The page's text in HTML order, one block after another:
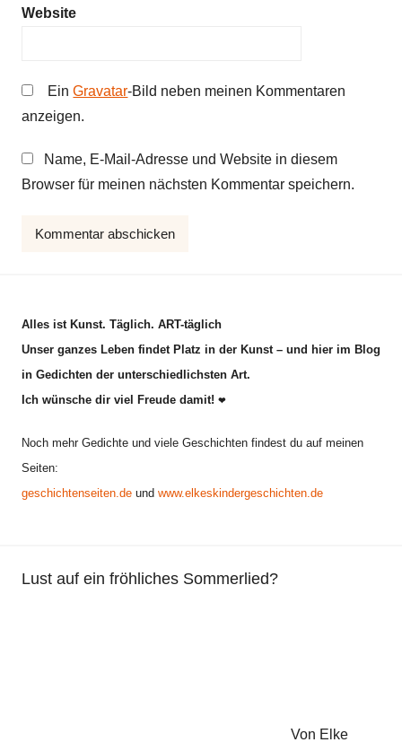
Website
EinGravatar-Bild neben meinen Kommentaren
anzeigen.
Name, E-Mail-Adresse und Website in diesem
Browser für meinen nächsten Kommentar speichern.
Alles ist Kunst. Täglich. ART-täglich
Unser ganzes Leben findet Platz in der Kunst – und hier im Blog
in Gedichten der unterschiedlichsten Art.
Ich wünsche dir viel Freude damit! ❤
Noch mehr Gedichte und viele Geschichten findest du auf meinen
Seiten:
geschichtenseiten.de und www.elkeskindergeschichten.de
Lust auf ein fröhliches Sommerlied?
Von Elke